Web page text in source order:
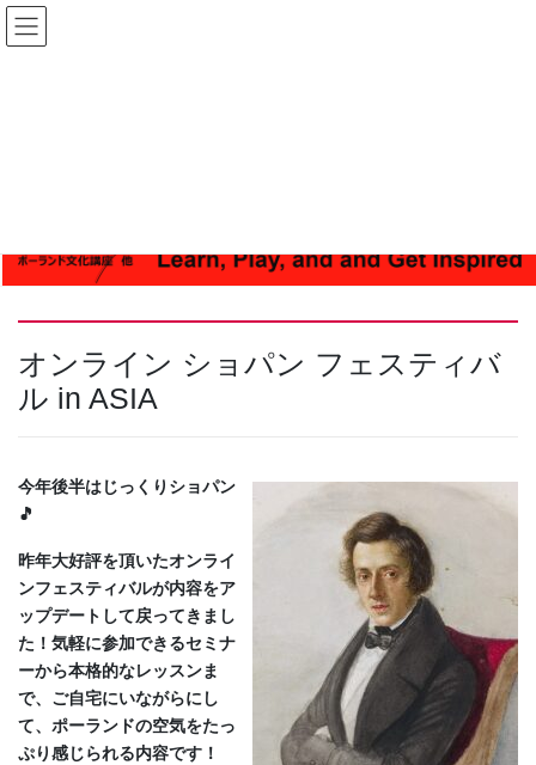
コ
ン
ナ
ビ
オンライン ショパン フェスティバ
ル in ASIA
今年後半はじっくりショパン
🎵
昨年大好評を頂いたオンライ
ンフェスティバルが内容をア
ップデートして戻ってきまし
た！気軽に参加できるセミナ
ーから本格的なレッスンま
で、ご自宅にいながらにし
て、ポーランドの空気をたっ
ぷり感じられる内容です！